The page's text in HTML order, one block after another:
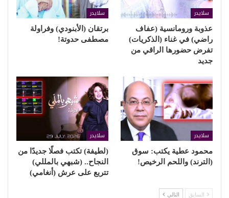
سلايدر
عذوبة ورومانسية (عفاف
راضي) في غناء (الذكريات)
تفرض حضورها الراقي من
جديد
سلايدر
برتقان (الأبنودي) وفراولة
مصطفى حدوتة!
سلايدر
محمود عطية يكتب: سوق
(الترند) واللحم الرخيص!
سلايدر
(لطيفة) تكتب فصلًا جديدًا من
النجاح.. (شبهي بالمللي)
تتربع على عرش (أنغامي)
السابق التالي